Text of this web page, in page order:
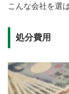
こんな会社を選
処分費用